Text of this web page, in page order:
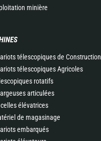
minière
télescopiques de Construction
télescopiques Agricoles
rotatifs
articulées
élévatrices
de magasinage
embarqués